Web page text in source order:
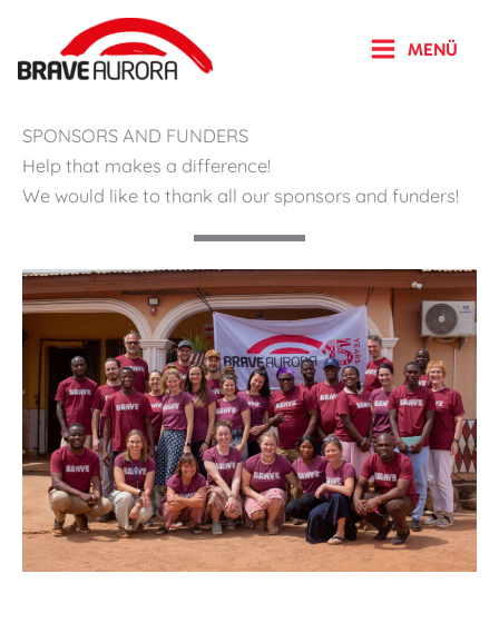
springen
MENÜ
SPONSORS AND FUNDERS
Help that makes a difference!
We would like to thank all our sponsors and funders!